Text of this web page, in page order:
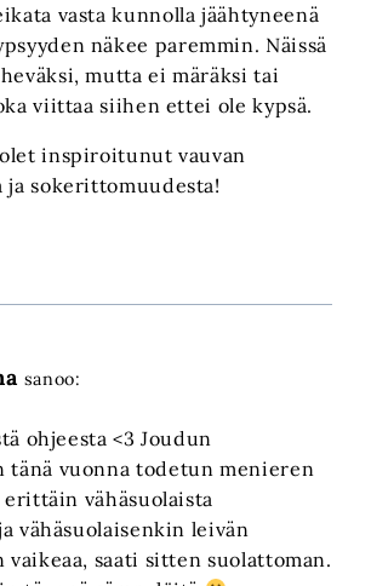
vasta kunnolla jäähtyneenä
näkee paremmin. Näissä
mutta ei märäksi tai
viittaa siihen ettei ole kypsä.
inspiroitunut vauvan
sokerittomuudesta!
sanoo:
ohjeesta <3 Joudun
tänä vuonna todetun menieren
vähäsuolaista
vähäsuolaisenkin leivän
vaikeaa, saati sitten suolattoman.